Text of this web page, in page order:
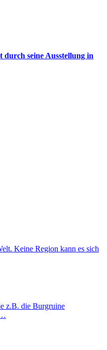
seine Ausstellung in
Keine Region kann es sich
z.B. die Burgruine